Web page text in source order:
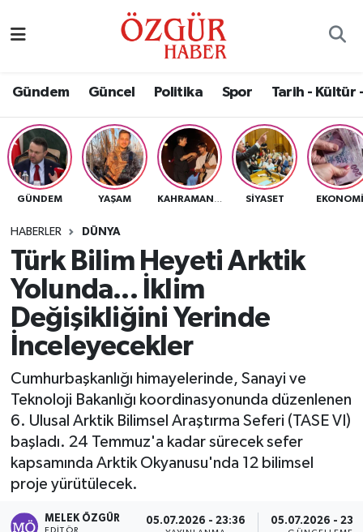
Gündem Güncel Politika Spor Tarih - Kültür
GÜNDEM YAŞAM SIYASET EKONOMI
HABERLER DÜNYA
Türk Bilim Heyeti Arktik
Yolunda... İklim
Değişikliğini Yerinde
İnceleyecekler
Cumhurbaşkanlığı himayelerinde, Sanayi ve
Teknoloji Bakanlığı koordinasyonunda düzenlenen
6. Ulusal Arktik Bilimsel Araştırma Seferi (TASE VI)
başladı. 24 Temmuz'a kadar sürecek sefer
kapsamında Arktik Okyanusu'nda 12 bilimsel
proje yürütülecek.
MELEK ÖZGÜR 05.07.2026 - 23:36 05.07.2026 -
Eğitim
Ekonomi
Güncel
Gündem
Magazin
Politika
Sağlık
Spor
Tarih - Kültür - Sanat - Turizm
Yaşam
Nöbetçi Eczaneler
Namaz Vakitleri
Trafik Durumu
Süper Lig Puan Durumu ve Fikstür
Tüm Manşetler
Son Dakika Haberleri
Haber Arşivi